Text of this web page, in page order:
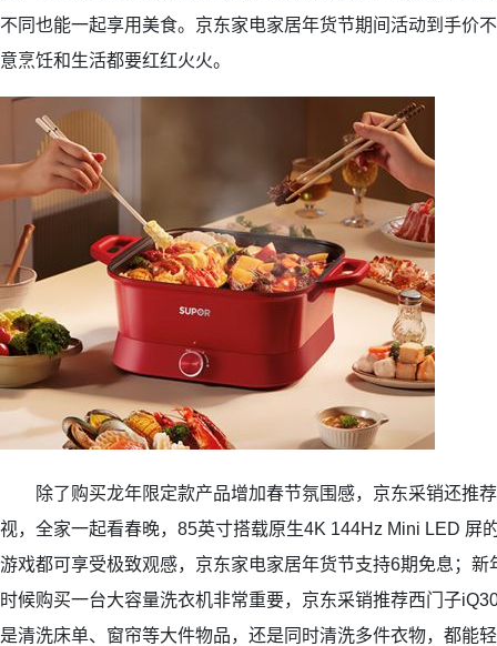
不同也能一起享用美食。京东家电家居年货节期间活动到手价
意烹饪和生活都要红红火火。
除了购买龙年限定款产品增加春节氛围感，京东采销还推荐
视，全家一起看春晚，85英寸搭载原生4K 144Hz Mini LED 屏
游戏都可享受极致观感，京东家电家居年货节支持6期免息；
时候购买一台大容量洗衣机非常重要，京东采销推荐西门子
是清洗床单、窗帘等大件物品，还是同时清洗多件衣物，都能